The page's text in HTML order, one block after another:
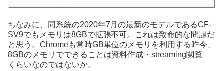
ちなみに、同系統の2020年7月の最新のモデルであるCF-
SV9でもメモリは8GBで拡張不可。これは致命的な問題だ
と思う。Chromeも常時GB単位のメモリを利用する昨今、
8GBのメモリでできることは資料作成・streaming閲覧
くらいなのではないか。